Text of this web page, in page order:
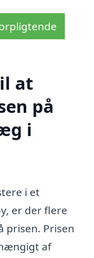
at
på
i
i et
er der flere
prisen. Prisen
af